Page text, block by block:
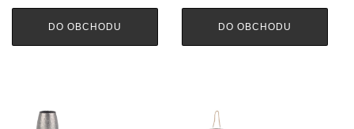
DO OBCHODU DO OBCHODU